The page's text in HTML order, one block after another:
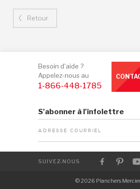
Retour
S'abonner à l'infolettre
ADRESSE COURRIEL
Besoin d'aide ?
Appelez-nous au
1-866-448-1785
© 2026 Planchers
SUIVEZ-NOUS